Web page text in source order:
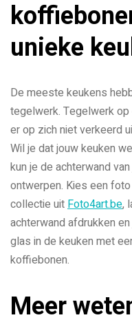
unieke
De meeste keukens
tegelwerk. Tegelwerk
er op zich niet verkeerd
Wil je dat jouw keuken
kun je de achterwand
ontwerpen. Kies een
collectie uitFoto4art.be,
achterwand afdrukken
glas in de keuken met
koffiebonen.
Meer